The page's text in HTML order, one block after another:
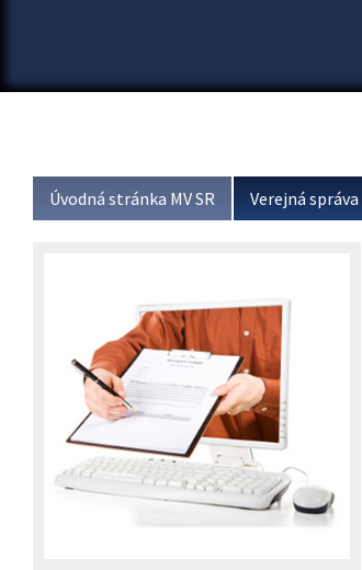
Úvodná stránka MV SR Verejná správa